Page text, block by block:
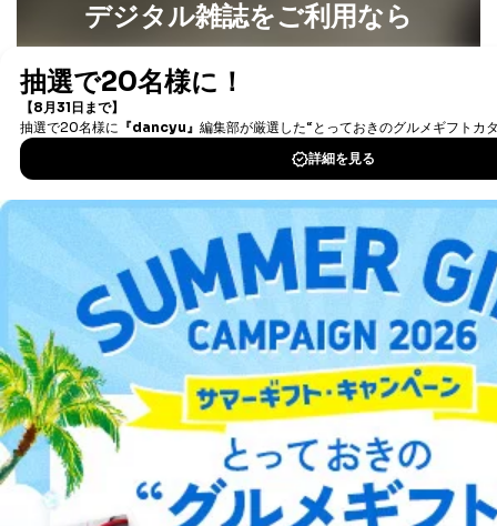
委託・提供先企業は具体的には以下のような企業です
トカード決済などの決済代行・料金回収会社、広
告配信サービス会社
提供先：出版社、出版物発売元、卸売会社、販売
店など商品の供給者、梱包会社、配送会社、新聞
販売店などの梱包・配送・配達会社
４．開示対象個人情報の「開示」「訂正」等の請求につ
当社は、本人から、開示対象個人情報について利用目的
の通知を求められた場合には、遅滞なくこれに応じま
す。ただし、以下①～④のいずれかに該当する場合は、
利用目的の通知を行なうことはできません。そのとき
は、本人に遅滞無くその旨を通知するとともに、理由を
説明させていただきます。
①利用目的を本人に通知し、又は公表することによって
本人又は第三者の生命、身体、財産その他の権利利益を
害するおそれがある場合
②利用目的を本人に通知し、又は公表することによって
当該事業者の権利又は正当な利益を害するおそれがある
デジタル雑誌をご利用なら
書籍）が無料で読み放題！
DOWNLOAD FOR IOS
DOWNLOAD FOR ANDROID
ご利用方法はこちら
総合案内
アフィリエイト 採用情報
プレスリリース お問い合わせ